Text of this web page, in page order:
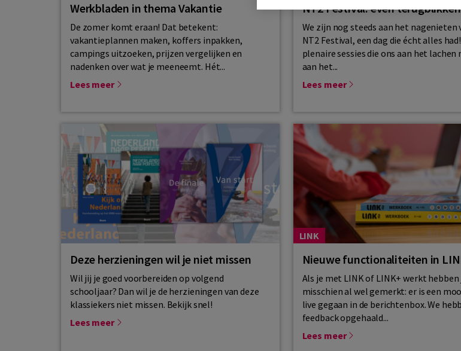
Werkbladen in thema Vakantie
De zomer komt eraan! Dat betekent:
vakantieplannen maken, koffers inpakken,
campings uitzoeken, prijzen vergelijken en
nadenken over wat je meeneemt. Hét...
Lees meer
NT2 Festival: even terugblikken
We zijn nog steeds aan het nagenieten
NT2 Festival, een dag die écht alles
plenaire sessies die ons aan het lachen
aan het...
Lees meer
Deze herzieningen wil je niet missen
Wil jij je goed voorbereiden op volgend
schooljaar? Dan wil je de herzieningen van deze
klassiekers niet missen. Bekijk snel!
Lees meer
LINK
Nieuwe functionaliteiten in
Als je met LINK of LINK+ werkt
misschien al wel gemerkt: er is een
live gegaan in de berichtenbox. We
feedback opgehaald...
Lees meer